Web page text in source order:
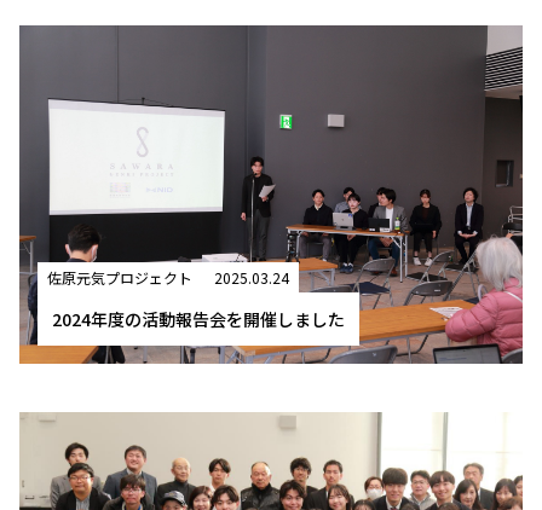
佐原元気プロジェクト 2025.03.24
2024年度の活動報告会を開催しました